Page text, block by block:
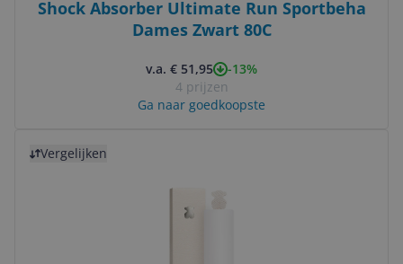
Shock Absorber Ultimate Run Sportbeha
Dames Zwart 80C
v.a. € 51,95
-13%
4 prijzen
Ga naar goedkoopste
Vergelijken